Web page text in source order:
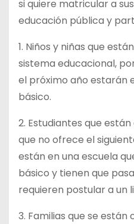
si quiere matricular a
educación pública y
1. Niños y niñas que
sistema educacional,
el próximo año estarán
básico.
2. Estudiantes que
que no ofrece el
están en una escuela
básico y tienen que
requieren postular a un
3. Familias que se